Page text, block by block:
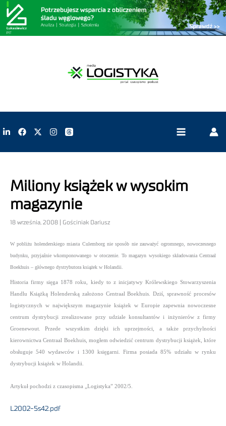
Miliony książek w wysokim
magazynie
18 września, 2008 | Gościniak Dariusz
W pobliżu holenderskiego miasta Culemborg nie sposób nie zauważyć ogromnego, nowoczesnego
budynku, przyjaźnie wkomponowanego w otoczenie. To magazyn wysokiego składowania Centraal
Boekhuis – głównego dystrybutora książek w Holandii.
Historia firmy sięga 1878 roku, kiedy to z inicjatywy Królewskiego Stowarzyszenia
Handlu Książką Holenderską założono Centraal Boekhuis. Dziś, sprawność procesów
logistycznych w największym magazynie książek w Europie zapewnia nowoczesne
centrum dystrybucji zrealizowane przy udziale konsultantów i inżynierów z firmy
Groenewout. Przede wszystkim dzięki ich uprzejmości, a także przychylności
kierownictwa Centraal Boekhuis, mogłem odwiedzić centrum dystrybucji książek, które
obsługuje 540 wydawców i 1300 księgarni. Firma posiada 85% udziału w rynku
dystrybucji książek w Holandii.
Artykuł pochodzi z czasopisma „Logistyka” 2002/5.
L2002-5s42.pdf